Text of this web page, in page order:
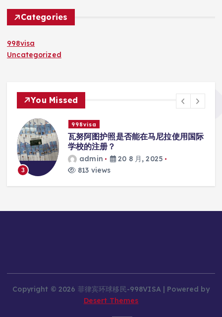
Categories
998visa
Uncategorized
You Missed
3
998visa
瓦努阿图护照是否能在马尼拉使用国际
学校的注册？
admin
20 8 月, 2025
813 views
Copyright © 2026 菲律宾环球移民-998VISA | Powered by
Desert Themes